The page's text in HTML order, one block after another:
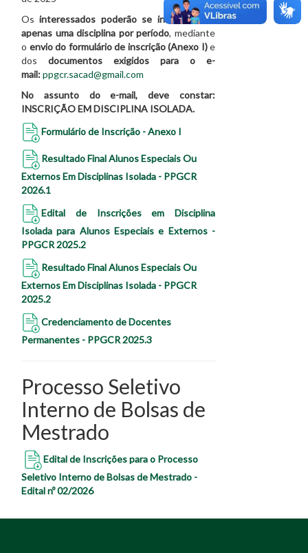
Osinteressados poderão se inscrever em
apenas uma disciplina por período, mediante
o envio do formulário de inscrição (Anexo I)e
dos documentos exigidos para o e-
mail:ppgcr.sacad@gmail.com
No assunto do e-mail, deve constar:
INSCRIÇÃO EM DISCIPLINA ISOLADA.
Formulário de Inscrição - Anexo I
Resultado Final Alunos Especiais Ou
Externos Em Disciplinas Isolada - PPGCR
2026.1
Edital de Inscrições em Disciplina
Isolada para Alunos Especiais e Externos -
PPGCR 2025.2
Resultado Final Alunos Especiais Ou
Externos Em Disciplinas Isolada - PPGCR
2025.2
Credenciamento de Docentes
Permanentes - PPGCR 2025.3
Processo Seletivo
Interno de Bolsas de
Mestrado
Edital de Inscriçõespara o Processo
Seletivo Interno de Bolsas de Mestrado -
Edital nº 02/2026